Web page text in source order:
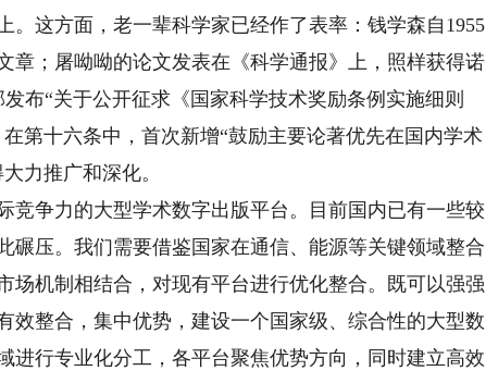
。这方面，老一辈科学家已经作了表率：钱学森自1955
章；屠呦呦的论文发表在《科学通报》上，照样获得诺
布“关于公开征求《国家科学技术奖励条例实施细则
第十六条中，首次新增“鼓励主要论著优先在国内学术
力推广和深化。
争力的大型学术数字出版平台。目前国内已有一些较
碾压。我们需要借鉴国家在通信、能源等关键领域整合
场机制相结合，对现有平台进行优化整合。既可以强强
效整合，集中优势，建设一个国家级、综合性的大型数
进行专业化分工，各平台聚焦优势方向，同时建立高效